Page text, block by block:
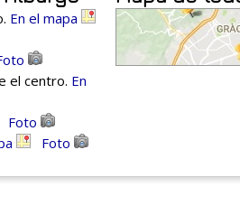
En el mapa
el centro. En
Foto
Foto